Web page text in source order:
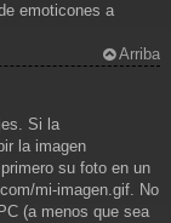
emoticones a
Arriba
Si la
la imagen
su foto en un
mi-imagen.gif. No
(a menos que sea